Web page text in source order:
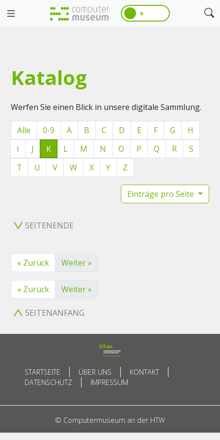
☀️
Katalog
Werfen Sie einen Blick in unsere digitale Sammlung.
Alle 0-9 A B C D E F G
H
I
J K L M N O P Q R
S
T
U V W X Y Z
Einträge pro Seite
SEITENENDE
« Zurück Weiter »
« Zurück Weiter »
SEITENANFANG
STARTSEITE ÜBER UNS
KONTAKT
DATENSCHUTZ
IMPRESSUM
© Computermuseum an der HTW